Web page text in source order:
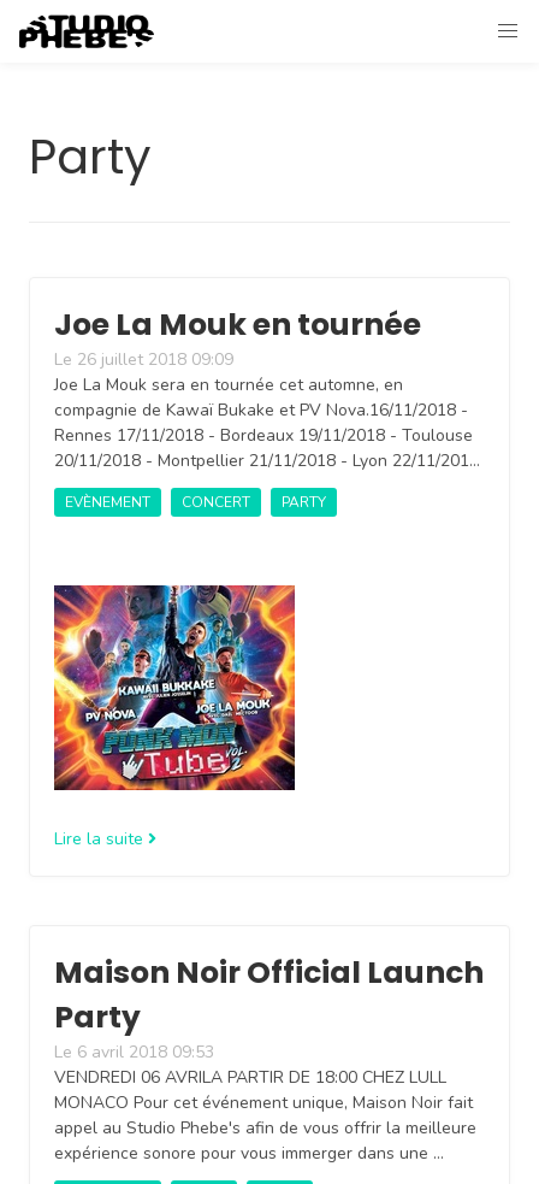
Party
Joe La Mouk en tournée
Le 26 juillet 2018 09:09
Joe La Mouk sera en tournée cet automne, en
compagnie de Kawaï Bukake et PV Nova.16/11/2018 -
Rennes 17/11/2018 - Bordeaux 19/11/2018 - Toulouse
20/11/2018 - Montpellier 21/11/2018 - Lyon 22/11/201…
EVÈNEMENT CONCERT PARTY
Lire la suite
Maison Noir Official Launch
Party
Le 6 avril 2018 09:53
VENDREDI 06 AVRILA PARTIR DE 18:00 CHEZ LULL
MONACO Pour cet événement unique, Maison Noir fait
appel au Studio Phebe's afin de vous offrir la meilleure
expérience sonore pour vous immerger dans une …